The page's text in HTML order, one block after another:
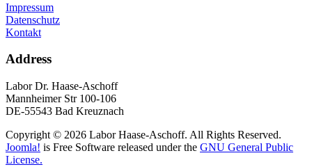
Impressum
Datenschutz
Kontakt
Address
Labor Dr. Haase-Aschoff
Mannheimer Str 100-106
DE-55543 Bad Kreuznach
Copyright © 2026 Labor Haase-Aschoff. All Rights Reserved.
Joomla! is Free Software released under the GNU General Public
License.